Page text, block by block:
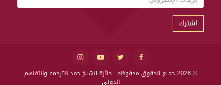
اشترك
© 2026 جميع الحقوق محفوظة .
جائزة الشيخ حمد للترجمة والتفاهم
الدولي